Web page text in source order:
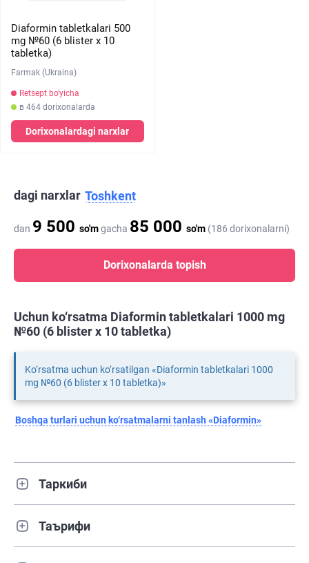
Diaformin tabletkalari 500
mg №60 (6 blister х 10
tabletka)
Farmak (Ukraina)
Retsept bo'yicha
в 464 dorixonalarda
Dorixonalardagi narxlar
dagi narxlar Toshkent
dan 9 500 so'mgacha 85 000 so'm (186 dorixonalarni)
Dorixonalarda topish
Uchun ko‘rsatma Diaformin tabletkalari 1000 mg
№60 (6 blister х 10 tabletka)
Ko‘rsatma uchun ko‘rsatilgan «Diaformin tabletkalari 1000
mg №60 (6 blister х 10 tabletka)»
Boshqa turlari uchun ko‘rsatmalarni tanlash «Diaformin»
Таркиби
Таърифи